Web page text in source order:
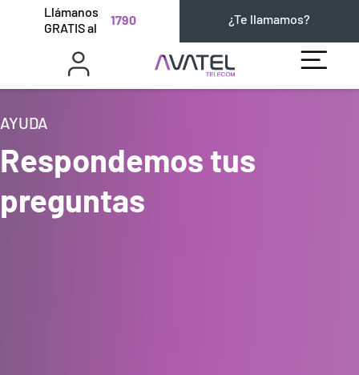
Llámanos
GRATIS al
1790 ¿Te llamamos?
AYUDA
Respondemos tus
preguntas